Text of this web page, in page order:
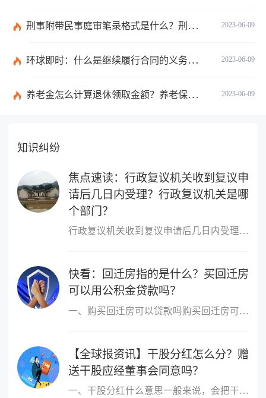
2023-06-09
刑事附带民事庭审笔录格式是什么？刑事附带民事庭审笔录是什么？ 观焦点
2023-06-09
环球即时：什么是继续履行合同的义务？合同终止与合同解除的区别有哪些？
2023-06-09
养老金怎么计算退休领取金额？养老保险领取条件是什么？
知识纠纷
焦点速读：行政复议机关收到复议申
请后几日内受理？行政复议机关是哪
个部门？
行政复议机关收到复议申请后几日内受理行政复议机关收到复议申请后5
快看：回迁房指的是什么？买回迁房
可以用公积金贷款吗？
一、购买回迁房可以贷款吗购买回迁房可以贷款，但不是所有的回迁房
【全球报资讯】干股分红怎么分？赠
送干股应经董事会同意吗？
一、干股分红什么意思一般来说，会把干股当做分红的股票分出去，其